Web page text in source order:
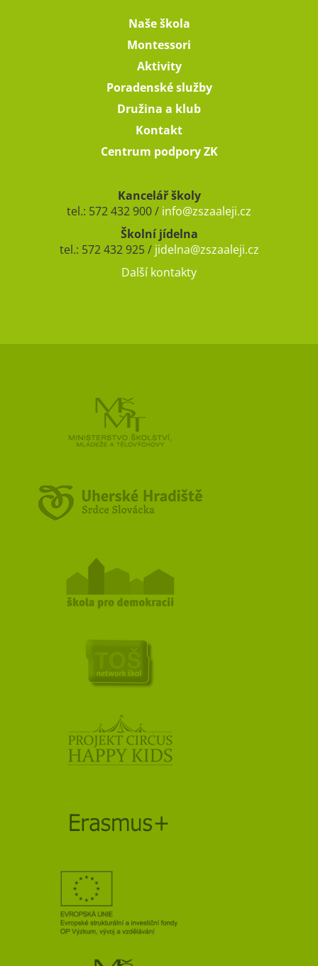
Naše škola
Montessori
Aktivity
Poradenské služby
Družina a klub
Kontakt
Centrum podpory ZK
Kancelář školy
tel.: 572 432 900 / info@zszaaleji.cz
Školní jídelna
tel.: 572 432 925 / jidelna@zszaaleji.cz
Další kontakty